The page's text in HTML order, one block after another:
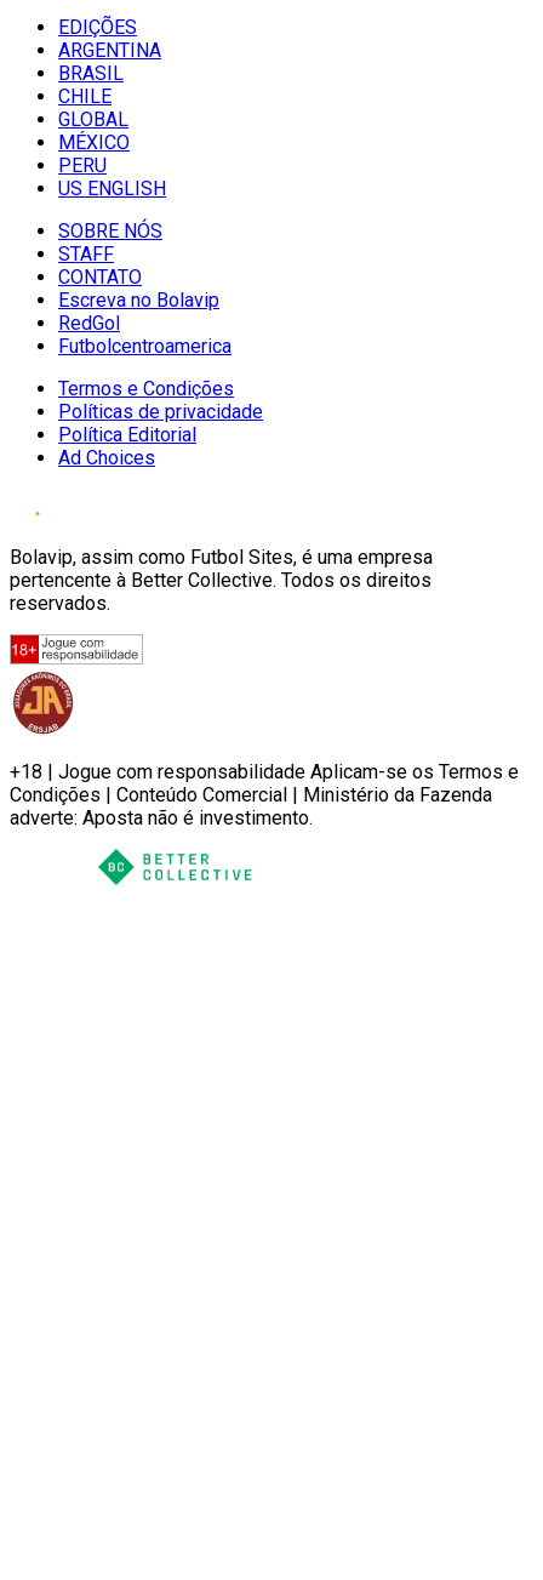
EDIÇÕES
ARGENTINA
BRASIL
CHILE
GLOBAL
MÉXICO
PERU
US ENGLISH
SOBRE NÓS
STAFF
CONTATO
Escreva no Bolavip
RedGol
Futbolcentroamerica
Termos e Condições
Políticas de privacidade
Política Editorial
Ad Choices
Bolavip, assim como Futbol Sites, é uma empresa
pertencente à Better Collective. Todos os direitos
reservados.
+18 | Jogue com responsabilidade Aplicam-se os Termos e
Condições | Conteúdo Comercial | Ministério da Fazenda
adverte: Aposta não é investimento.